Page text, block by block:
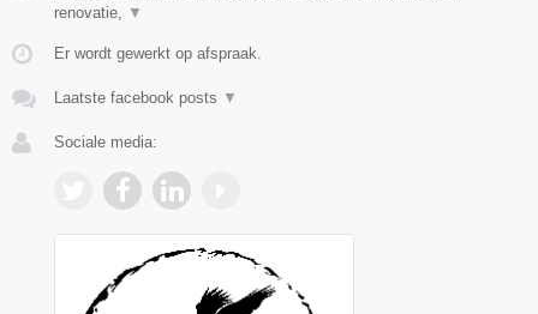
renovatie,
▼
Er wordt gewerkt op afspraak.
Laatste facebook posts ▼
Sociale media: